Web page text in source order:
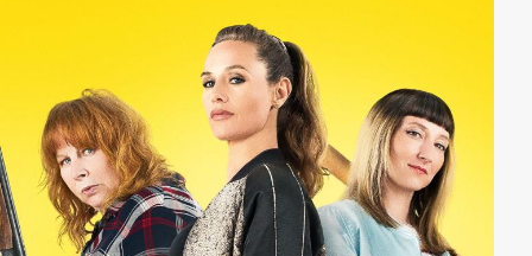
Tarnung als auch einen Backenzahn verliert, wird der
Prinz entführt. Die Urheber sind schnell ausgemacht,
eine Bande von fiesen Gorilla-Banditen, doch Vladimir
bleibt verschwunden. Wird es Cinderella gelingen,
ihren Herz-Buben wiederzufinden, bevor es
Mitternacht schlägt und sie zurück ins Haus der
Stiefmutter muss? Oder kommt Prinz Vladimir ihr gar
zuvor?